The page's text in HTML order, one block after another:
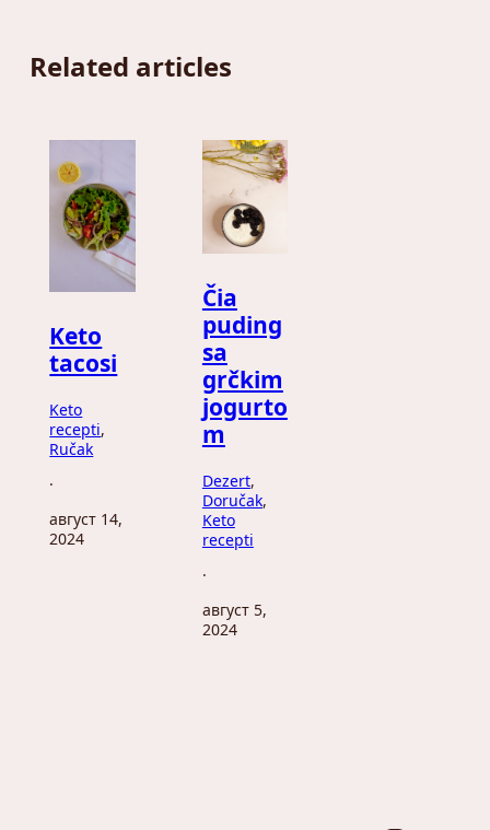
Related articles
Keto
tacosi
Keto
recepti
Ručak
·
август 14,
2024
Čia
puding
sa
grčkim
jogurto
m
Dezert
Doručak
Keto
recepti
·
август 5,
2024